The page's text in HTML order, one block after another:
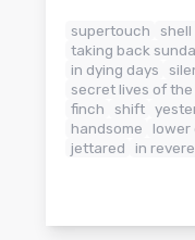
supertouch shell
taking back
in dying days
secret lives of
finch
shift
handsome
lower
jettared
in